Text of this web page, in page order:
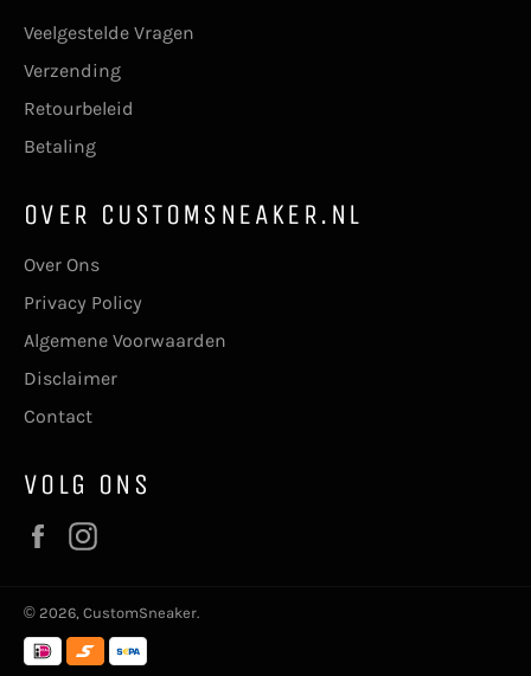
Veelgestelde Vragen
Verzending
Retourbeleid
Betaling
OVER CUSTOMSNEAKER.NL
Over Ons
Privacy Policy
Algemene Voorwaarden
Disclaimer
Contact
VOLG ONS
Facebook
© 2026, CustomSneaker.
Betaalmethoden